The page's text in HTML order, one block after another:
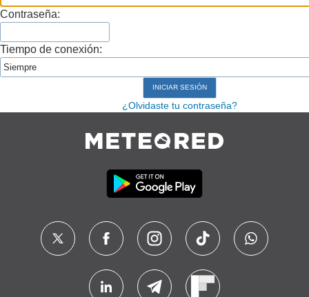
Contraseña:
Tiempo de conexión:
¿Olvidaste tu contraseña?